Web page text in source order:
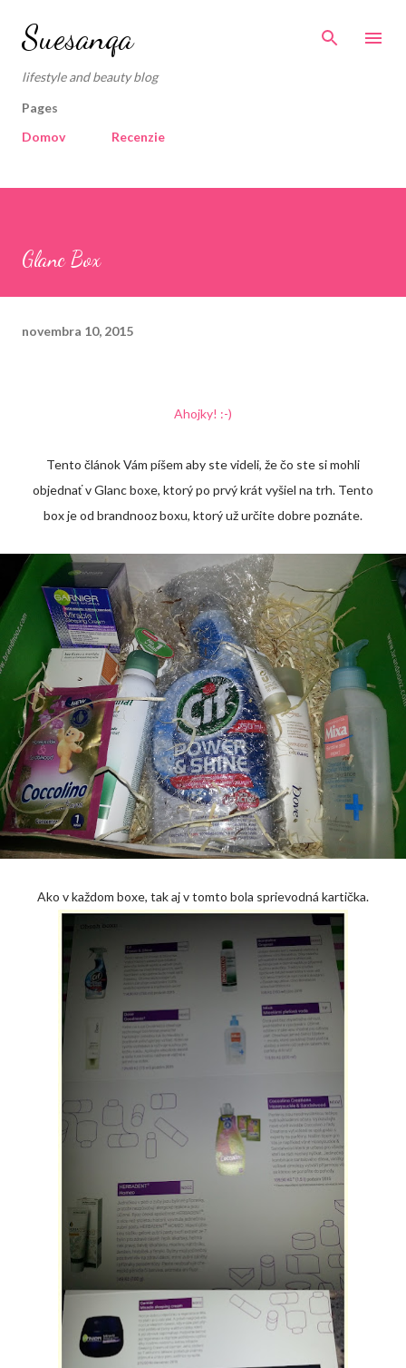
Suesanqa
lifestyle and beauty blog
Pages
Domov
Recenzie
Glanc Box
novembra 10, 2015
Ahojky! :-)
Tento článok Vám píšem aby ste videli, že čo ste si mohli
objednať v Glanc boxe, ktorý po prvý krát vyšiel na trh. Tento
box je od brandnooz boxu, ktorý už určite dobre poznáte.
Ako v každom boxe, tak aj v tomto bola sprievodná kartička.